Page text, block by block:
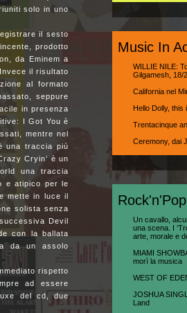
solo in uno
il sesto
prodotto
da Eminem a
il risultato
al formato
seppure
in presenza
I Got You è
mentre nel
una traccia più
Cryin’ è un
una traccia
e atipico per le
mette in luce il
solista senza
Devil
con la ballata
da un assolo
rispetto
ad essere
del cd, due
Music In
WILLIE NILE:
Gilgamesh, 18/
California nel
Hello Dolly, this
Trentacinque
Ceremony, dai
Rock'n'Pop
Un cavallo,
una scena. I
arte, morale e
MIAMI
morì la musica
WEST OF
JOSHUA
Land